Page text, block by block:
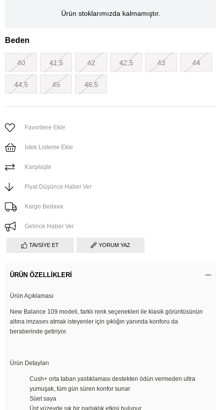
Ürün stoklarımızda kalmamıştır.
Beden
40 41,5 42 42,5 43 44
44,5 45 46,5
Favorilere Ekle
İstek Listeme Ekle
Karşılaştır
Fiyat Düşünce Haber Ver
Kargo Bedava
Gelince Haber Ver
TAVSIYE ET YORUM YAZ
ÜRÜN ÖZELLIKLERI
Ürün Açıklaması
New Balance 109 modeli, farklı renk seçenekleri ile klasik görüntüsünün
altına imzasını atmak isteyenler için şıklığın yanında konforu da
beraberinde getiriyor.
Ürün Detayları
Cush+ orta taban yastıklaması destekten ödün vermeden ultra
yumuşak, tüm gün süren konfor sunar
Süet saya
Üst yüzeyde şık bir parlaklık etkisi bulunur